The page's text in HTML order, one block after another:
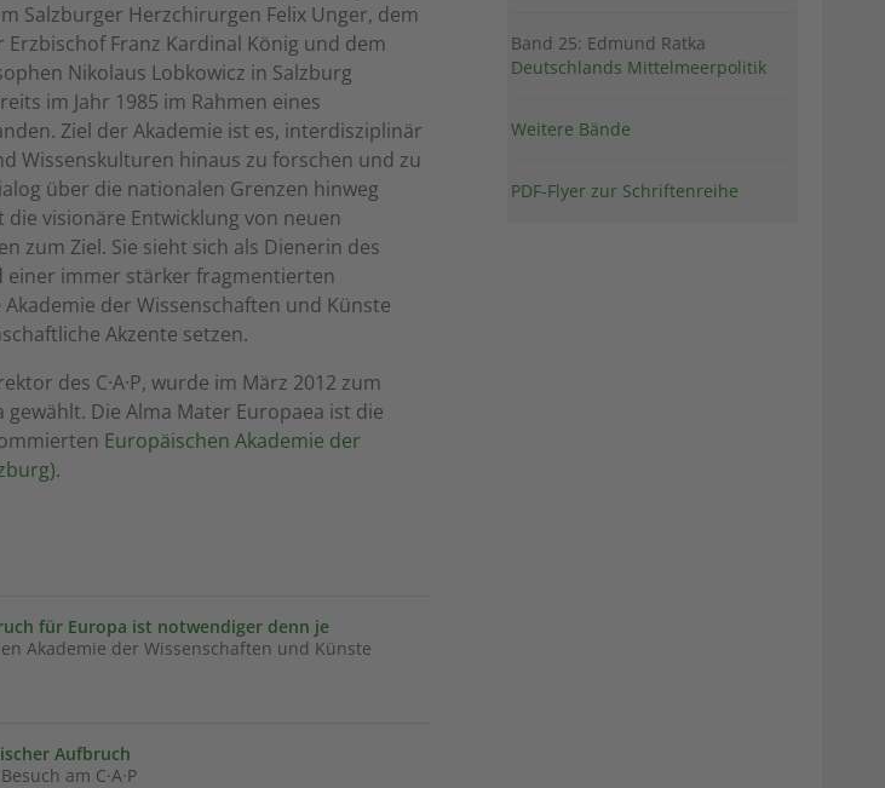
Salzburger Herzchirurgen Felix Unger, dem
Franz Kardinal König und dem
Nikolaus Lobkowicz in Salzburg
im Jahr 1985 im Rahmen eines
Ziel der Akademie ist es, interdisziplinär
Wissenskulturen hinaus zu forschen und zu
über die nationalen Grenzen hinweg
visionäre Entwicklung von neuen
zum Ziel. Sie sieht sich als Dienerin des
einer immer stärker fragmentierten
der Wissenschaften und Künste
Akzente setzen.
des C·A·P, wurde im März 2012 zum
Die Alma Mater Europaea ist die
Europäischen Akademie der
.
für Europa ist notwendiger denn je
Akademie der Wissenschaften und Künste
Aufbruch
am C·A·P
Band 25: Edmund Ratka
Deutschlands Mittelmeerpolitik
Weitere Bände
PDF-Flyer zur Schriftenreihe